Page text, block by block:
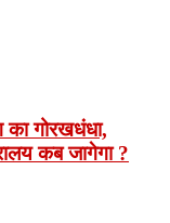
गोरखधंधा,
कब जागेगा ?